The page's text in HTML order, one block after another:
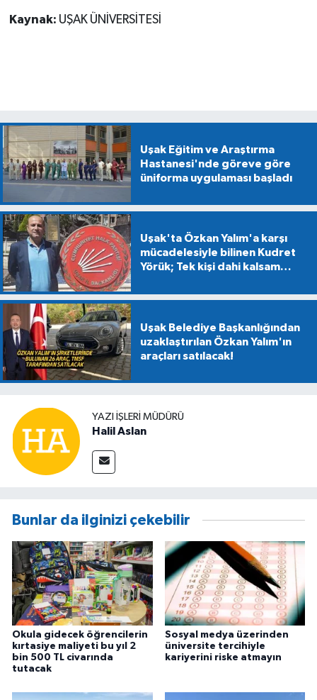
Kaynak: UŞAK ÜNİVERSİTESİ
Uşak Eğitim ve Araştırma
Hastanesi'nde göreve göre
üniforma uygulaması başladı
Uşak'ta Özkan Yalım'a karşı
mücadelesiyle bilinen Kudret
Yörük; Tek kişi dahi kalsam
Uşak Belediye Başkanlığından
uzaklaştırılan Özkan Yalım'ın
araçları satılacak!
YAZI İŞLERİ MÜDÜRÜ
Halil Aslan
Bunlar da ilginizi çekebilir
Okula gidecek öğrencilerin
kırtasiye maliyeti bu yıl 2
bin 500 TL civarında
tutacak
Sosyal medya üzerinden
üniversite tercihiyle
kariyerini riske atmayın